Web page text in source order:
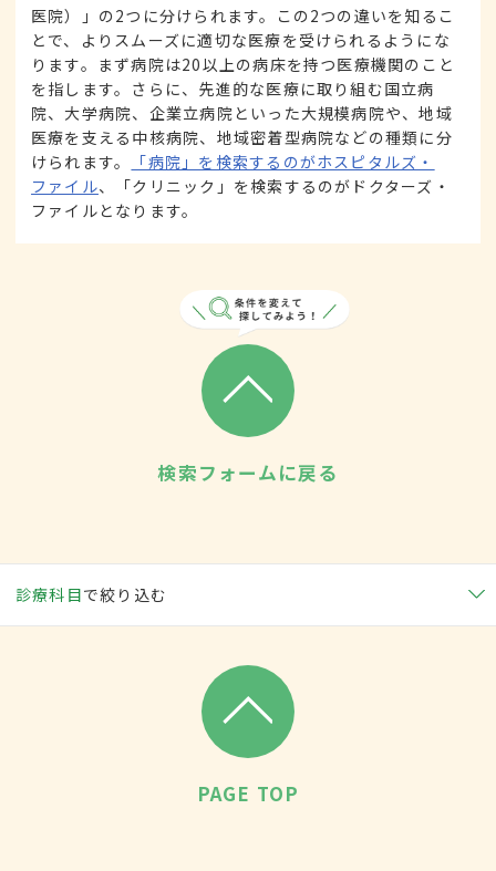
医院）」の2つに分けられます。この2つの違いを知るこ
とで、よりスムーズに適切な医療を受けられるようにな
ります。まず病院は20以上の病床を持つ医療機関のこと
を指します。さらに、先進的な医療に取り組む国立病
院、大学病院、企業立病院といった大規模病院や、地域
医療を支える中核病院、地域密着型病院などの種類に分
けられます。
「病院」を検索するのがホスピタルズ・
ファイル、「クリニック」を検索するのがドクターズ・
ファイルとなります。
検索フォームに戻る
診療科目で絞り込む
PAGE TOP